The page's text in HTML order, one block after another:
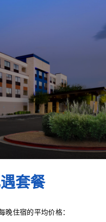
套餐
晚住宿的平均价格：